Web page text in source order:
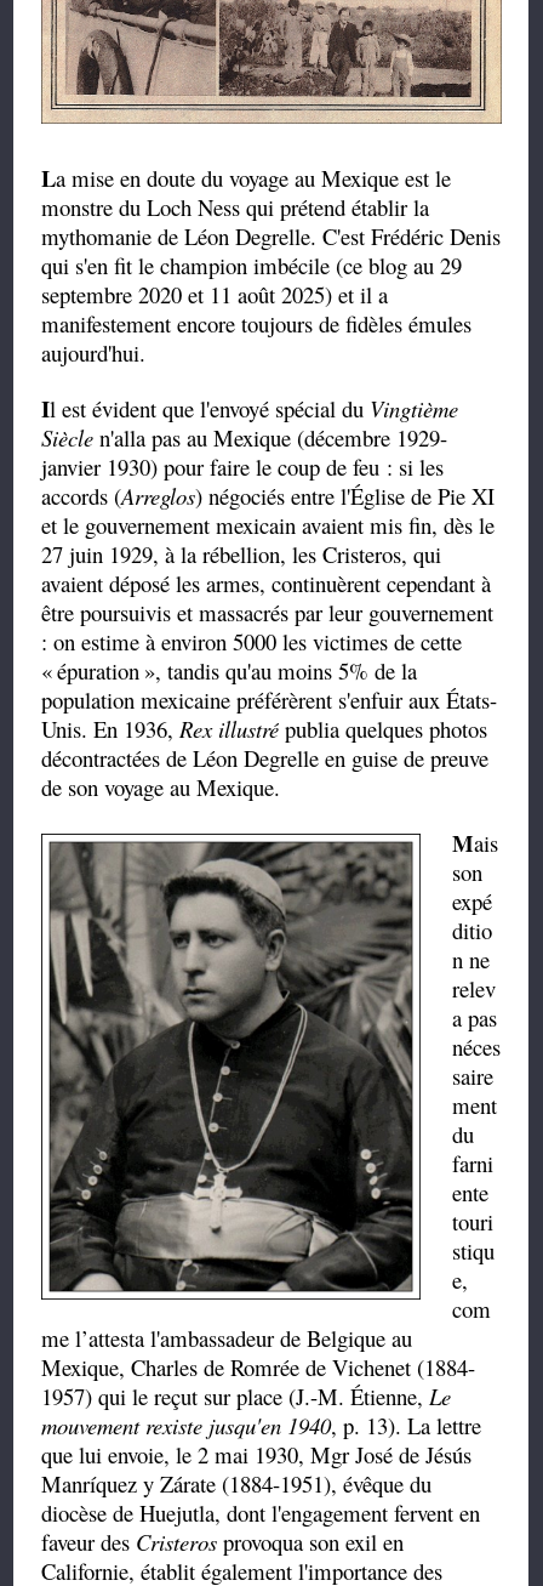
La mise en doute du voyage au Mexique est le
monstre du Loch Ness qui prétend établir la
mythomanie de Léon Degrelle. C'est Frédéric Denis
qui s'en fit le champion imbécile (ce blog au 29
septembre 2020 et 11 août 2025) et il a
manifestement encore toujours de fidèles émules
aujourd'hui.
Il est évident que l'envoyé spécial du Vingtième
Siècle n'alla pas au Mexique (décembre 1929-
janvier 1930) pour faire le coup de feu : si les
accords (Arreglos) négociés entre l'Église de Pie XI
et le gouvernement mexicain avaient mis fin, dès le
27 juin 1929, à la rébellion, les Cristeros, qui
avaient déposé les armes, continuèrent cependant à
être poursuivis et massacrés par leur gouvernement
: on estime à environ 5000 les victimes de cette
«épuration », tandis qu'au moins 5% de la
population mexicaine préférèrent s'enfuir aux États-
Unis. En 1936, Rex illustré publia quelques photos
décontractées de Léon Degrelle en guise de preuve
de son voyage au Mexique.
Mais
son
expé
ditio
n ne
relev
a pas
néces
saire
ment
du
farni
ente
touri
stiqu
e,
com
me l’attesta l'ambassadeur de Belgique au
Mexique, Charles de Romrée de Vichenet (1884-
1957) qui le reçut sur place (J.-M. Étienne, Le
mouvement rexiste jusqu'en 1940, p. 13). La lettre
que lui envoie, le 2 mai 1930, Mgr José de Jésús
Manríquez y Zárate (1884-1951), évêque du
diocèse de Huejutla, dont l'engagement fervent en
faveur des Cristerosprovoqua son exil en
Californie, établit également l'importance des